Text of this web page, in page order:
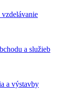
a služieb
a výstavby